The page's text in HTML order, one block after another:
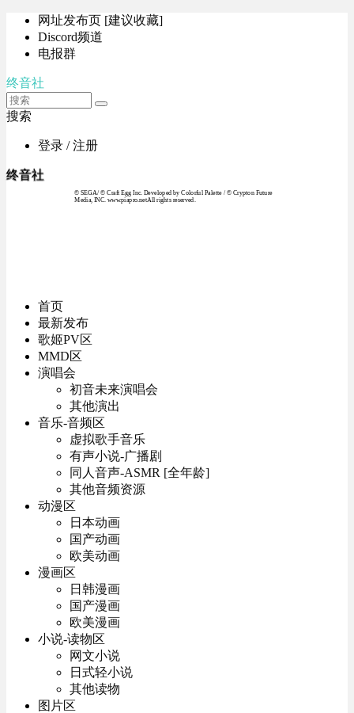
网址发布页 [建议收藏]
Discord频道
电报群
终音社
搜索
登录 / 注册
终音社
© SEGA / © Craft Egg Inc. Developed by Colorful Palette / © Crypton Future
Media, INC. www.piapro.netAll rights reserved.
首页
最新发布
歌姬PV区
MMD区
演唱会
初音未来演唱会
其他演出
音乐-音频区
虚拟歌手音乐
有声小说-广播剧
同人音声-ASMR [全年龄]
其他音频资源
动漫区
日本动画
国产动画
欧美动画
漫画区
日韩漫画
国产漫画
欧美漫画
小说-读物区
网文小说
日式轻小说
其他读物
图片区